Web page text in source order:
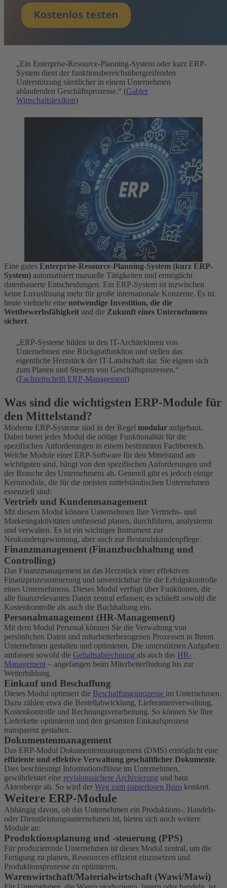
„Ein Enterprise-Resource-Planning-System oder kurz ERP-
System dient der funktionsbereichsübergreifenden
Unterstützung sämtlicher in einem Unternehmen
ablaufenden Geschäftsprozesse.“ (Gabler
Wirtschaftslexikon)
Eine gutes Enterprise-Resource-Planning-System (kurz ERP-
System) automatisiert manuelle Tätigkeiten und ermöglicht
datenbasierte Entscheidungen. Ein ERP-System ist inzwischen
keine Luxuslösung mehr für große internationale Konzerne. Es ist
heute vielmehr eine notwendige Investition, die die
Wettbewerbsfähigkeit und die Zukunft eines Unternehmens
sichert.
„ERP-Systeme bilden in den IT-Architekturen von
Unternehmen eine Rückgratfunktion und stellen das
eigentliche Herzstück der IT-Landschaft dar. Sie eignen sich
zum Planen und Steuern von Geschäftsprozessen.“
(Fachzeitschrift ERP-Management)
Was sind die wichtigsten ERP-Module für
den Mittelstand?
Moderne ERP-Systeme sind in der Regel modular aufgebaut.
Dabei bietet jedes Modul die nötige Funktionalität für die
spezifischen Anforderungen in einem bestimmten Fachbereich.
Welche Module einer ERP-Software für den Mittelstand am
wichtigsten sind, hängt von den spezifischen Anforderungen und
der Branche des Unternehmens ab. Generell gibt es jedoch einige
Kernmodule, die für die meisten mittelständischen Unternehmen
essenziell sind:
Vertrieb und Kundenmanagement
Mit diesem Modul können Unternehmen Ihre Vertriebs- und
Marketingaktivitäten umfassend planen, durchführen, analysieren
und verwalten. Es ist ein wichtiges Instrument zur
Neukundengewinnung, aber auch zur Bestandskundenpflege.
Finanzmanagement (Finanzbuchhaltung und
Controlling)
Das Finanzmanagement ist das Herzstück einer effektiven
Finanzprozesssteuerung und unverzichtbar für die Erfolgskontrolle
eines Unternehmens. Dieses Modul verfügt über Funktionen, die
alle finanzrelevanten Daten zentral erfassen; es schließt sowohl die
Kostenkontrolle als auch die Buchhaltung ein.
Personalmanagement (HR-Management)
Mit dem Modul Personal können Sie die Verwaltung von
persönlichen Daten und mitarbeiterbezogenen Prozessen in Ihrem
Unternehmen gestalten und optimieren. Die unterstützten Aufgaben
umfassen sowohl die Gehaltsabrechnung als auch das HR-
Management – angefangen beim Miterbeiterfindung bis zur
Weiterbildung.
Einkauf und Beschaffung
Dieses Modul optimiert die Beschaffungsprozesse im Unternehmen.
Dazu zählen etwa die Bestellabwicklung, Lieferantenverwaltung,
Kostenkontrolle und Rechnungsverarbeitung. So können Sie Ihre
Lieferkette optimieren und den gesamten Einkaufsprozess
transparent gestalten.
Dokumentenmanagement
Das ERP-Modul Dokumentenmanagement (DMS) ermöglicht eine
effiziente und effektive Verwaltung geschäftlicher Dokumente.
Dies beschleunigt Informationsflüsse im Unternehmen,
gewährleistet eine revisionssichere Archivierung und baut
Aktenberge ab. So wird der Weg zum papierlosen Büro konkret.
Weitere ERP-Module
Abhängig davon, ob das Unternehmen ein Produktions-, Handels-
oder Dienstleistungsunternehmen ist, bieten sich noch weitere
Module an:
Produktionsplanung und -steuerung (PPS)
Für produzierende Unternehmen ist dieses Modul zentral, um die
Fertigung zu planen, Ressourcen effizient einzusetzen und
Produktionsprozesse zu optimieren.
Warenwirtschaft/Materialwirtschaft (Wawi/Mawi)